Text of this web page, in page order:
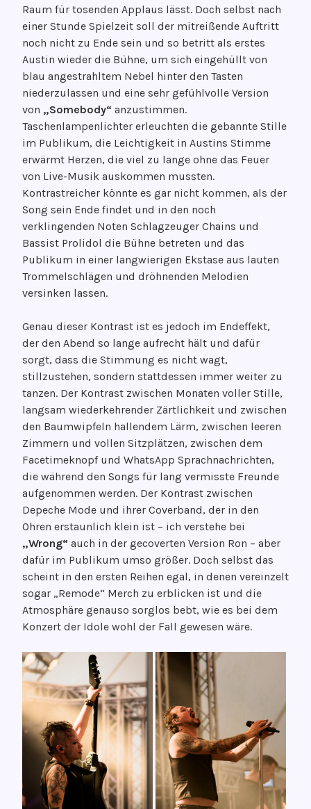
Raum für tosenden Applaus lässt. Doch selbst nach
einer Stunde Spielzeit soll der mitreißende Auftritt
noch nicht zu Ende sein und so betritt als erstes
Austin wieder die Bühne, um sich eingehüllt von
blau angestrahltem Nebel hinter den Tasten
niederzulassen und eine sehr gefühlvolle Version
von „Somebody“ anzustimmen.
Taschenlampenlichter erleuchten die gebannte Stille
im Publikum, die Leichtigkeit in Austins Stimme
erwärmt Herzen, die viel zu lange ohne das Feuer
von Live-Musik auskommen mussten.
Kontrastreicher könnte es gar nicht kommen, als der
Song sein Ende findet und in den noch
verklingenden Noten Schlagzeuger Chains und
Bassist Prolidol die Bühne betreten und das
Publikum in einer langwierigen Ekstase aus lauten
Trommelschlägen und dröhnenden Melodien
versinken lassen.
Genau dieser Kontrast ist es jedoch im Endeffekt,
der den Abend so lange aufrecht hält und dafür
sorgt, dass die Stimmung es nicht wagt,
stillzustehen, sondern stattdessen immer weiter zu
tanzen. Der Kontrast zwischen Monaten voller Stille,
langsam wiederkehrender Zärtlichkeit und zwischen
den Baumwipfeln hallendem Lärm, zwischen leeren
Zimmern und vollen Sitzplätzen, zwischen dem
Facetimeknopf und WhatsApp Sprachnachrichten,
die während den Songs für lang vermisste Freunde
aufgenommen werden. Der Kontrast zwischen
Depeche Mode und ihrer Coverband, der in den
Ohren erstaunlich klein ist – ich verstehe bei
„Wrong“ auch in der gecoverten Version Ron – aber
dafür im Publikum umso größer. Doch selbst das
scheint in den ersten Reihen egal, in denen vereinzelt
sogar „Remode“ Merch zu erblicken ist und die
Atmosphäre genauso sorglos bebt, wie es bei dem
Konzert der Idole wohl der Fall gewesen wäre.